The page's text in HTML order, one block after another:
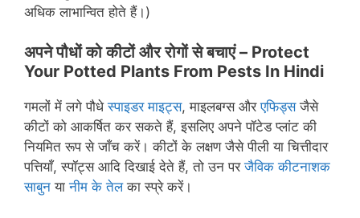
अधिक लाभान्वित होते हैं।)
अपने पौधों को कीटों और रोगों से बचाएं – Protect
Your Potted Plants From Pests In Hindi
गमलों में लगे पौधेस्पाइडर माइट्स, माइलबग्स औरएफिड्सजैसे
कीटों को आकर्षित कर सकते हैं, इसलिए अपने पॉटेड प्लांट की
नियमित रूप से जाँच करें। कीटों के लक्षण जैसे पीली या चित्तीदार
पत्तियाँ, स्पॉट्स आदि दिखाई देते हैं, तो उन परजैविक कीटनाशक
साबुन यानीम के तेलका स्प्रे करें।